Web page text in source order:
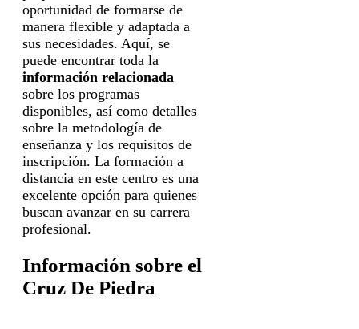
oportunidad de formarse de
manera flexible y adaptada a
sus necesidades. Aquí, se
puede encontrar toda la
información relacionada
sobre los programas
disponibles, así como detalles
sobre la metodología de
enseñanza y los requisitos de
inscripción. La formación a
distancia en este centro es una
excelente opción para quienes
buscan avanzar en su carrera
profesional.
Información sobre el
Cruz De Piedra